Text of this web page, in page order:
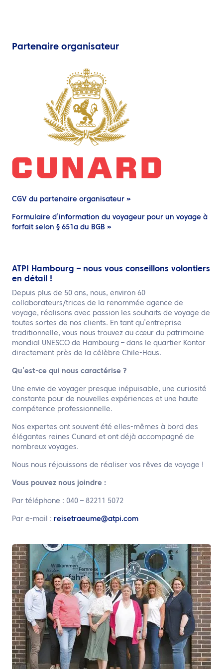
Partenaire organisateur
CGV du partenaire organisateur »
Formulaire d’information du voyageur pour un voyage à
forfait selon § 651a du BGB »
ATPI Hambourg – nous vous conseillons volontiers
en détail !
Depuis plus de 50 ans, nous, environ 60
collaborateurs/trices de la renommée agence de
voyage, réalisons avec passion les souhaits de voyage de
toutes sortes de nos clients. En tant qu’entreprise
traditionnelle, vous nous trouvez au cœur du patrimoine
mondial UNESCO de Hambourg – dans le quartier Kontor
directement près de la célèbre Chile-Haus.
Qu’est-ce qui nous caractérise ?
Une envie de voyager presque inépuisable, une curiosité
constante pour de nouvelles expériences et une haute
compétence professionnelle.
Nos expertes ont souvent été elles-mêmes à bord des
élégantes reines Cunard et ont déjà accompagné de
nombreux voyages.
Nous nous réjouissons de réaliser vos rêves de voyage !
Vous pouvez nous joindre :
Par téléphone : 040 – 82211 5072
Par e-mail : reisetraeume@atpi.com